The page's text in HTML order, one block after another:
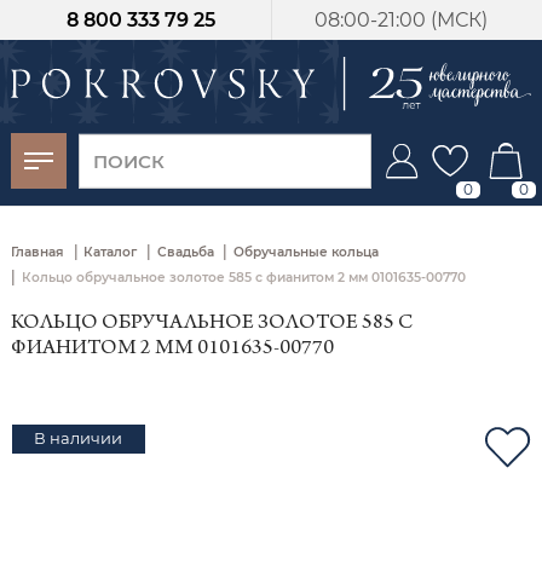
08:00-21:00 (МСК)
8 800 333 79 25
0 0
Главная | Каталог | Свадьба | Обручальные кольца
| Кольцо обручальное золотое 585 с фианитом 2 мм 0101635-00770
КОЛЬЦО ОБРУЧАЛЬНОЕ ЗОЛОТОЕ 585 С
ФИАНИТОМ 2 ММ 0101635-00770
В наличии
-30%
от 15 дней с
момента оплаты